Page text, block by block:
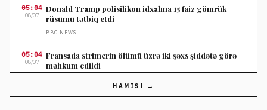
05:04
08/07
Donald Tramp polisilikon idxalına 15 faiz gömrük
rüsumu tətbiq etdi
BBC NEWS
05:04
08/07
Fransada strimerin ölümü üzrə iki şəxs şiddətə görə
məhkum edildi
HAMISI →